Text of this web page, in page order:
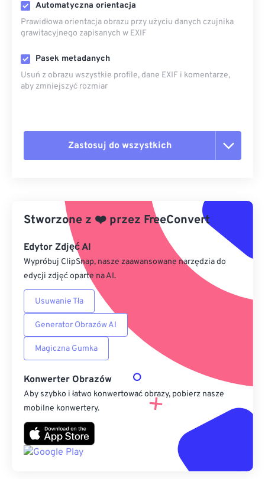
Automatyczna orientacja
Prawidłowa orientacja obrazu przy użyciu danych czujnika
grawitacyjnego zapisanych w EXIF
Pasek metadanych
Usuń z obrazu wszystkie profile, dane EXIF ​​i komentarze,
aby zmniejszyć rozmiar
Zastosuj do wszystkich
Zastosuj z ustawień wstępnych
Zapisz jako ustawienie wstępne
Stworzone z ❤️ przez FreeConvert
Edytor Zdjęć AI
Wypróbuj ClipSnap, nasze zaawansowane narzędzia do
edycji zdjęć oparte na AI.
Usuwanie Tła
Generator Obrazów AI
Magiczna Gumka
Konwerter Obrazów
Aby szybko i łatwo konwertować obrazy, pobierz nasze
mobilne konwertery.